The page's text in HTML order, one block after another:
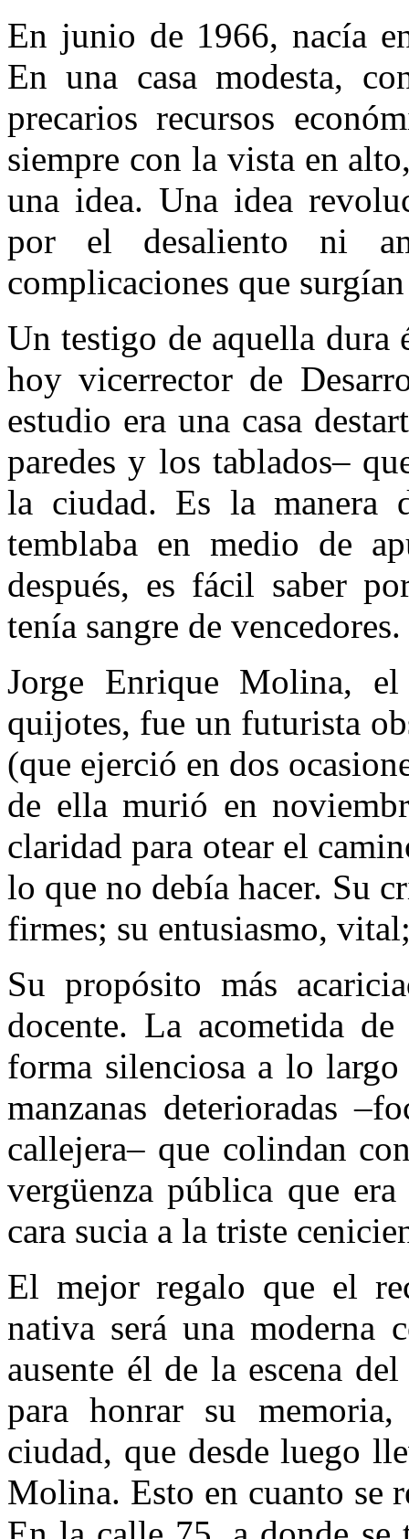
En junio de 1966, nacía
En una casa modesta,
precarios recursos
siempre con la vista en
una idea. Una idea
por el desaliento ni
complicaciones que
Un testigo de aquella dura
hoy vicerrector de
estudio era una casa
paredes y los tablados–
la ciudad. Es la manera
temblaba en medio de
después, es fácil saber
tenía sangre de vencedores.
Jorge Enrique Molina,
quijotes, fue un futurista
(que ejerció en dos
de ella murió en
claridad para otear el
lo que no debía hacer. Su
firmes; su entusiasmo,
Su propósito más
docente. La acometida
forma silenciosa a lo
manzanas deterioradas
callejera– que colindan
vergüenza pública que
cara sucia a la triste
El mejor regalo que el
nativa será una moderna
ausente él de la escena
para honrar su
ciudad, que desde luego
Molina. Esto en cuanto se